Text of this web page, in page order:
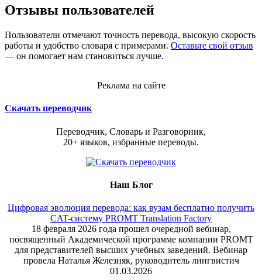
Отзывы пользователей
Пользователи отмечают точность перевода, высокую скорость
работы и удобство словаря с примерами. Оставьте свой отзыв
— он помогает нам становиться лучше.
Реклама на сайте
Скачать переводчик
Переводчик, Словарь и Разговорник,
20+ языков, избранные переводы.
Наш Блог
Цифровая эволюция перевода: как вузам бесплатно получить
CAT-систему PROMT Translation Factory
18 февраля 2026 года прошел очередной вебинар,
посвященный Академической программе компании PROMT
для представителей высших учебных заведений. Вебинар
провела Наталья Железняк, руководитель лингвистич
01.03.2026